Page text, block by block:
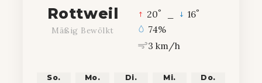
Rottweil
Mäßig Bewölkt
20° 16°
74%
3 km/h
So. Mo. Di. Mi. Do.